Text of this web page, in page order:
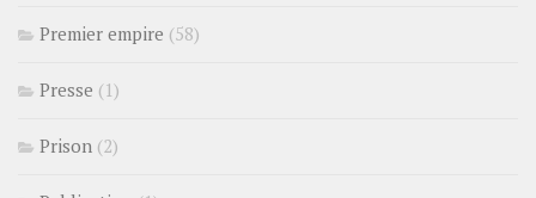
Premier empire (58)
Presse (1)
Prison (2)